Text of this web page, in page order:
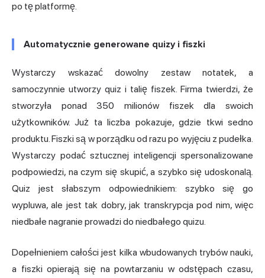
po tę platformę.
Automatycznie generowane quizy i fiszki
Wystarczy wskazać dowolny zestaw notatek, a
samoczynnie utworzy quiz i talię fiszek. Firma twierdzi, że
stworzyła ponad 350 milionów fiszekdla swoich
użytkowników. Już ta liczba pokazuje, gdzie tkwi sedno
produktu. Fiszki są w porządku od razu po wyjęciu z pudełka.
Wystarczy podać sztucznej inteligencji spersonalizowane
podpowiedzi, na czym się skupić, a szybko się udoskonalą.
Quiz jest słabszym odpowiednikiem: szybko się go
wypluwa, ale jest tak dobry, jak transkrypcja pod nim, więc
niedbałe nagranie prowadzi do niedbałego quizu.
Dopełnieniem całości jest kilka wbudowanych trybów nauki,
a fiszki opierają się na powtarzaniu w odstępach czasu,